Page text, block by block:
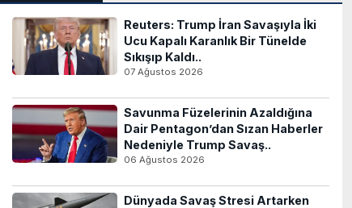
Reuters: Trump İran Savaşıyla İki
Ucu Kapalı Karanlık Bir Tünelde
Sıkışıp Kaldı..
07 Ağustos 2026
Savunma Füzelerinin Azaldığına
Dair Pentagon’dan Sızan Haberler
Nedeniyle Trump Savaş..
06 Ağustos 2026
Dünyada Savaş Stresi Artarken